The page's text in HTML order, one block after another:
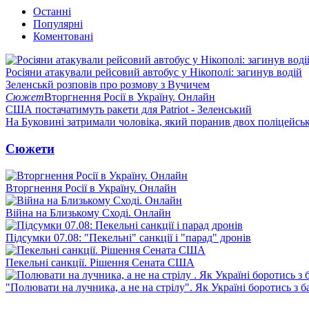
Останні
Популярні
Коментовані
Росіяни атакували рейсовий автобус у Нікополі: загинув водій
Зеленськй розповів про розмову з Вучичем
СюжетВторгнення Росії в Україну. Онлайн
США постачатимуть ракети для Patriot - Зеленський
На Буковині затримали чоловіка, який поранив двох
Сюжети
Вторгнення Росії в Україну. Онлайн
Війна на Близькому Сході. Онлайн
Підсумки 07.08: "Пекельні" санкції і "парад" дронів
Пекельні санкції. Рішення Сената США
"Полювати на лучника, а не на стрілу". Як Україні боротись з